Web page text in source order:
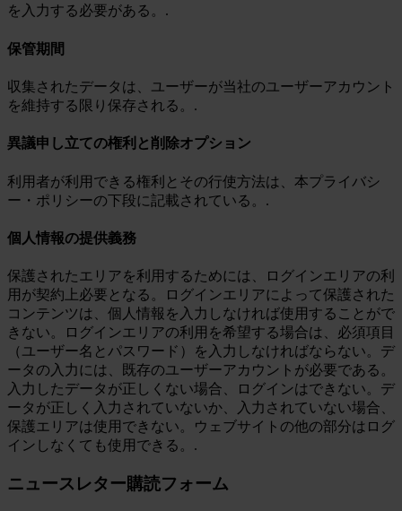
を入力する必要がある。.
保管期間
収集されたデータは、ユーザーが当社のユーザーアカウント
を維持する限り保存される。.
異議申し立ての権利と削除オプション
利用者が利用できる権利とその行使方法は、本プライバシ
ー・ポリシーの下段に記載されている。.
個人情報の提供義務
保護されたエリアを利用するためには、ログインエリアの利
用が契約上必要となる。ログインエリアによって保護された
コンテンツは、個人情報を入力しなければ使用することがで
きない。ログインエリアの利用を希望する場合は、必須項目
（ユーザー名とパスワード）を入力しなければならない。デ
ータの入力には、既存のユーザーアカウントが必要である。
入力したデータが正しくない場合、ログインはできない。デ
ータが正しく入力されていないか、入力されていない場合、
保護エリアは使用できない。ウェブサイトの他の部分はログ
インしなくても使用できる。.
ニュースレター購読フォーム